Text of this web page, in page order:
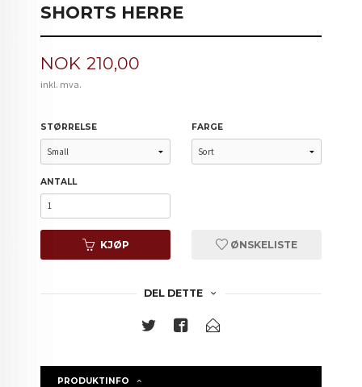
SHORTS HERRE
Pris
NOK 210,00
inkl. mva.
STØRRELSE FARGE
ANTALL
KJØP ØNSKELISTE
DEL DETTE
PRODUKTINFO